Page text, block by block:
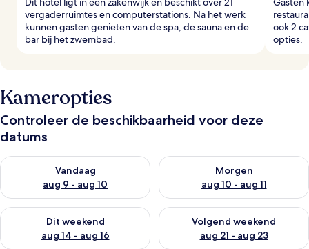
vergaderruimtes en computerstations. Na het werk
kunnen gasten genieten van de spa, de sauna en de
bar bij het zwembad.
ook 2
opties.
Kameropties
Controleer de beschikbaarheid voor deze
datums
Vandaag
aug 9 - aug 10
De beschikbaarheid controleren voor vanavond aug 9 - aug
Morgen
aug 10 - aug 11
De beschikbaarheid
Dit weekend
aug 14 - aug 16
De beschikbaarheid controleren voor dit weekend aug 14 -
Volgend weekend
aug 21 - aug 23
De beschikbaarheid